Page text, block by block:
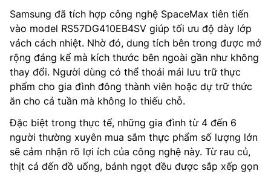
Samsung đã tích hợp công nghệ SpaceMax tiên tiến
vào model RS57DG410EB4SV giúp tối ưu độ dày lớp
vách cách nhiệt. Nhờ đó, dung tích bên trong được mở
rộng đáng kể mà kích thước bên ngoài gần như không
thay đổi. Người dùng có thể thoải mái lưu trữ thực
phẩm cho gia đình đông thành viên hoặc dự trữ thức
ăn cho cả tuần mà không lo thiếu chỗ.
Đặc biệt trong thực tế, những gia đình từ 4 đến 6
người thường xuyên mua sắm thực phẩm số lượng lớn
sẽ cảm nhận rõ lợi ích của công nghệ này. Từ rau củ,
thịt cá đến đồ uống, bánh ngọt đều được sắp xếp gọn